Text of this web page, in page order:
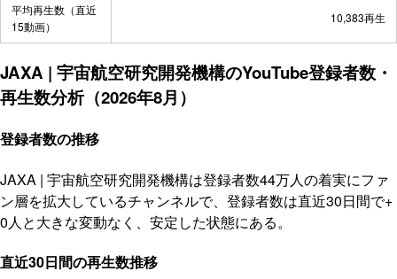
平均再生数（直近
15動画）
10,383再生
JAXA | 宇宙航空研究開発機構のYouTube登録者数・
再生数分析（2026年8月）
登録者数の推移
JAXA | 宇宙航空研究開発機構は登録者数44万人の着実にファ
ン層を拡大しているチャンネルで、登録者数は直近30日間で+
0人と大きな変動なく、安定した状態にある。
直近30日間の再生数推移